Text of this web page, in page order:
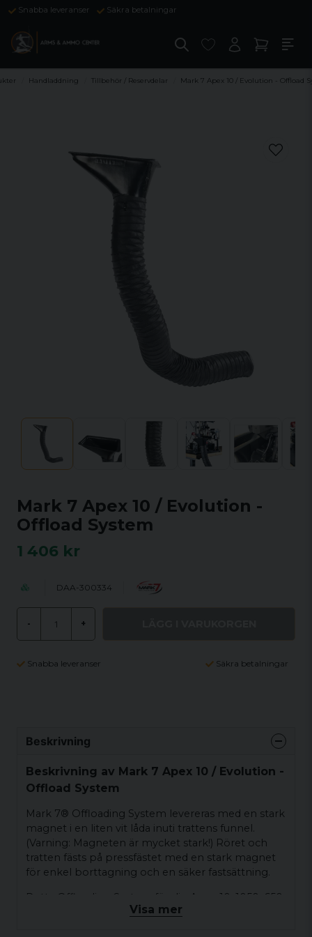
Snabba leveranser Säkra betalningar
Handladdning Tillbehör / Reservdelar Mark 7 Apex 10 / Evolution - Offload
Mark 7 Apex 10 / Evolution -
Offload System
1 406 kr
DAA-300334
- +
Snabba leveranser Säkra betalningar
Beskrivning
Beskrivning av Mark 7 Apex 10 / Evolution -
Offload System
Mark 7® Offloading System levereras med en stark
magnet i en liten vit låda inuti trattens funnel.
(Varning: Magneten är mycket stark!) Röret och
tratten fästs på pressfästet med en stark magnet
för enkel borttagning och en säker fastsättning.
Detta Offloading System för din Apex 10, 1050, 650,
Evolution™ eller Revolution® fångar automatiskt
Visa mer